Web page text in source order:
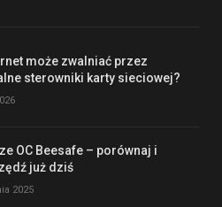
może zwalniać przez
sterowniki karty sieciowej?
OC Beesafe – porównaj i
już dziś
2025